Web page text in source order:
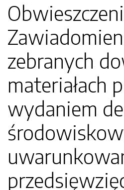
zebranych
materiałach
wydaniem